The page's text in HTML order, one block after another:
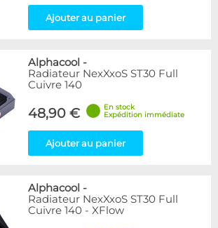
Ajouter au panier
Alphacool -
Radiateur NexXxoS ST30 Full
Cuivre 140
48,90 €
En stock
Expédition immédiate
Ajouter au panier
Alphacool -
Radiateur NexXxoS ST30 Full
Cuivre 140 - XFlow